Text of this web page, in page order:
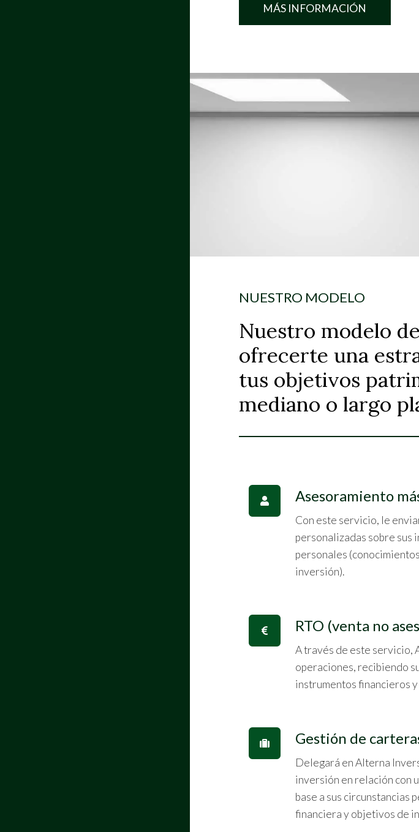
MÁS INFORMACIÓN
NUESTRO MODELO
Nuestro modelo
ofrecerte una
tus objetivos
mediano o largo
Asesoramiento
Con este servicio, le
personalizadas sobre sus
personales
inversión).
RTO (venta no
A través de este servicio,
operaciones, recibiendo
instrumentos financieros
Gestión de
Delegará en Alterna
inversión en relación con
base a sus circunstancias
financiera y objetivos de